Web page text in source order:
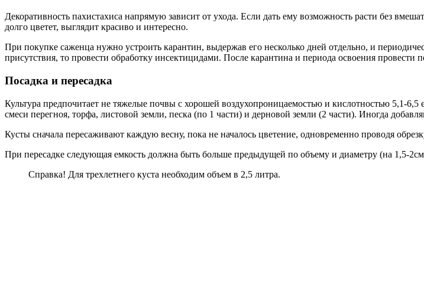
Декоративность пахистахиса напрямую зависит от ухода. Если дать ему возможность расти без
долго цветет, выглядит красиво и интересно.
При покупке саженца нужно устроить карантин, выдержав его несколько дней отдельно, и
присутствия, то провести обработку инсектицидами. После карантина и периода освоения провести
Посадка и пересадка
Культура предпочитает не тяжелые почвы с хорошей воздухопроницаемостью и кислотностью 5,1-
смеси перегноя, торфа, листовой земли, песка (по 1 части) и дерновой земли (2 части). Иногда
Кусты сначала пересаживают каждую весну, пока не началось цветение, одновременно проводя
При пересадке следующая емкость должна быть больше предыдущей по объему и диаметру (на 1,5-
Справка! Для трехлетнего куста необходим объем в 2,5 литра.